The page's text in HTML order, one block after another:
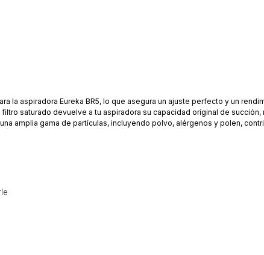
la aspiradora Eureka BR5, lo que asegura un ajuste perfecto y un
saturado devuelve a tu aspiradora su capacidad original de
amplia gama de partículas, incluyendo polvo, alérgenos y polen,